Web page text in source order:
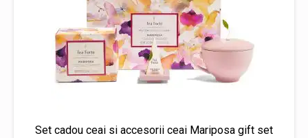
Set cadou ceai si accesorii ceai Mariposa gift set